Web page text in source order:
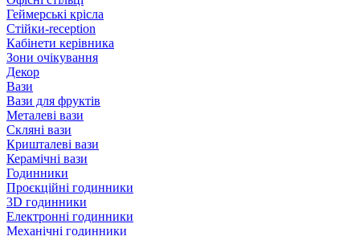
Геймерські крісла
Стійки-reception
Кабінети керівника
Зони очікування
Декор
Вази
Вази для фруктів
Металеві вази
Скляні вази
Кришталеві вази
Керамічні вази
Годинники
Проєкційні годинники
3D годинники
Електронні годинники
Механічні годинники